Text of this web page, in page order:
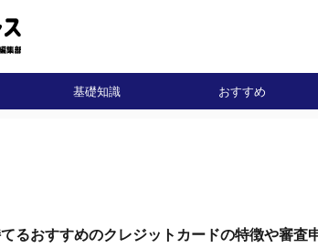
基礎知識 おすすめ
るおすすめのクレジットカードの特徴や審査